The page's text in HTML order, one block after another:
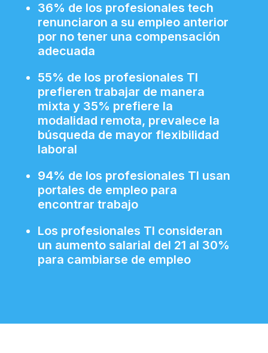
36% de los profesionales tech
renunciaron a su empleo anterior
por no tener una compensación
adecuada
55% de los profesionales TI
prefieren trabajar de manera
mixta y 35% prefiere la
modalidad remota, prevalece la
búsqueda de mayor flexibilidad
laboral
94% de los profesionales TI usan
portales de empleo para
encontrar trabajo
Los profesionales TI consideran
un aumento salarial del 21 al 30%
para cambiarse de empleo